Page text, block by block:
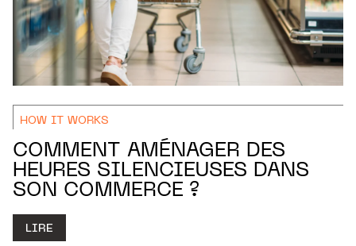
HOW IT WORKS
COMMENT AMÉNAGER DES
HEURES SILENCIEUSES DANS
SON COMMERCE ?
LIRE